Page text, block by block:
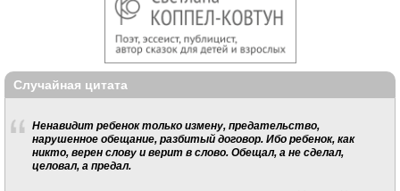
Случайная цитата
Ненавидит ребенок только измену, предательство,
нарушенное обещание, разбитый договор. Ибо ребенок, как
никто, верен слову и верит в слово. Обещал, а не сделал,
целовал, а предал.